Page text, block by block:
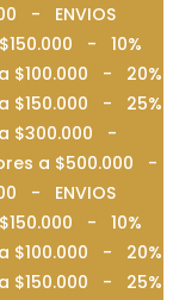
- ENVIOS
- 10%
$100.000 - 20%
$150.000 - 25%
$300.000 -
a $500.000 -
- ENVIOS
- 10%
$100.000 - 20%
$150.000 - 25%